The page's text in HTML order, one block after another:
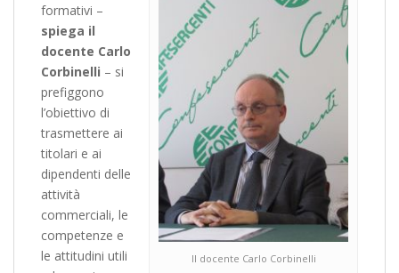
Il docente Carlo Corbinelli
formativi –
spiega il
docente Carlo
Corbinelli – si
prefiggono
l’obiettivo di
trasmettere ai
titolari e ai
dipendenti delle
attività
commerciali, le
competenze e
le attitudini utili